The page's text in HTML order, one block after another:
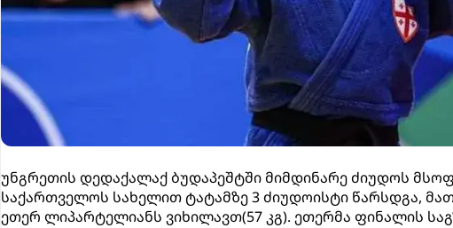
უნგრეთის დედაქალაქ ბუდაპეშტში მიმდინარე ძიუდოს
საქართველოს სახელით ტატამზე 3 ძიუდოისტი წარსდგა,
ეთერ ლიპარტელიანს ვიხილავთ(57 კგ). ეთერმა ფინალის